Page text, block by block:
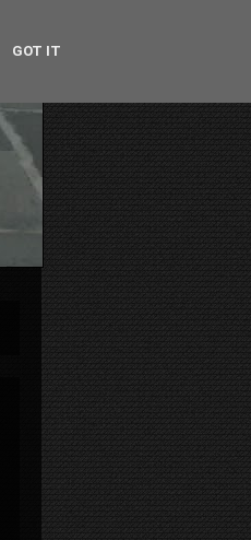
GOT IT